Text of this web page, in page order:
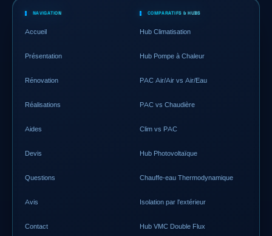
NAVIGATION
Accueil
Présentation
Rénovation
Réalisations
Aides
Devis
Questions
Avis
Contact
COMPARATIFS & HUBS
Hub Climatisation
Hub Pompe à Chaleur
PAC Air/Air vs Air/Eau
PAC vs Chaudière
Clim vs PAC
Hub Photovoltaïque
Chauffe-eau Thermodynamique
Isolation par l'extérieur
Hub VMC Double Flux